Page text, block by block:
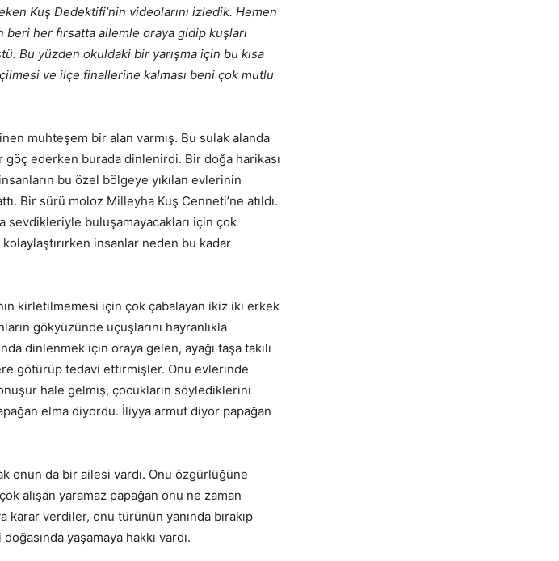
Kuş Dedektifi’nin videolarını izledik. Hemen
her fırsatta ailemle oraya gidip kuşları
Bu yüzden okuldaki bir yarışma için bu kısa
ve ilçe finallerine kalması beni çok mutlu
muhteşem bir alan varmış. Bu sulak alanda
göç ederken burada dinlenirdi. Bir doğa harikası
bu özel bölgeye yıkılan evlerinin
Bir sürü moloz Milleyha Kuş Cenneti’ne atıldı.
sevdikleriyle buluşamayacakları için çok
insanlar neden bu kadar
kirletilmemesi için çok çabalayan ikiz iki erkek
gökyüzünde uçuşlarını hayranlıkla
dinlenmek için oraya gelen, ayağı taşa takılı
götürüp tedavi ettirmişler. Onu evlerinde
hale gelmiş, çocukların söylediklerini
elma diyordu. İliyya armut diyor papağan
onun da bir ailesi vardı. Onu özgürlüğüne
alışan yaramaz papağan onu ne zaman
karar verdiler, onu türünün yanında bırakıp
yaşamaya hakkı vardı.